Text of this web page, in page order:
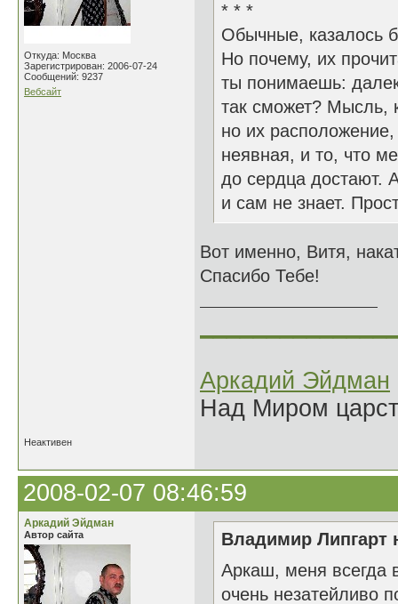
Откуда: Москва
Зарегистрирован: 2006-07-24
Сообщений: 9237
Вебсайт
* * *
Обычные, казалось
Но почему, их
ты понимаешь:
так сможет? Мысль,
но их
неявная, и то, что
до сердца достают.
и сам не знает.
Вот именно, Витя,
Спасибо Тебе!
Аркадий Эйдман
Над Миром
Неактивен
2008-02-07 08:46:59
Аркадий Эйдман
Автор сайта
Владимир Липгарт
Аркаш, меня всегда
очень незатейливо